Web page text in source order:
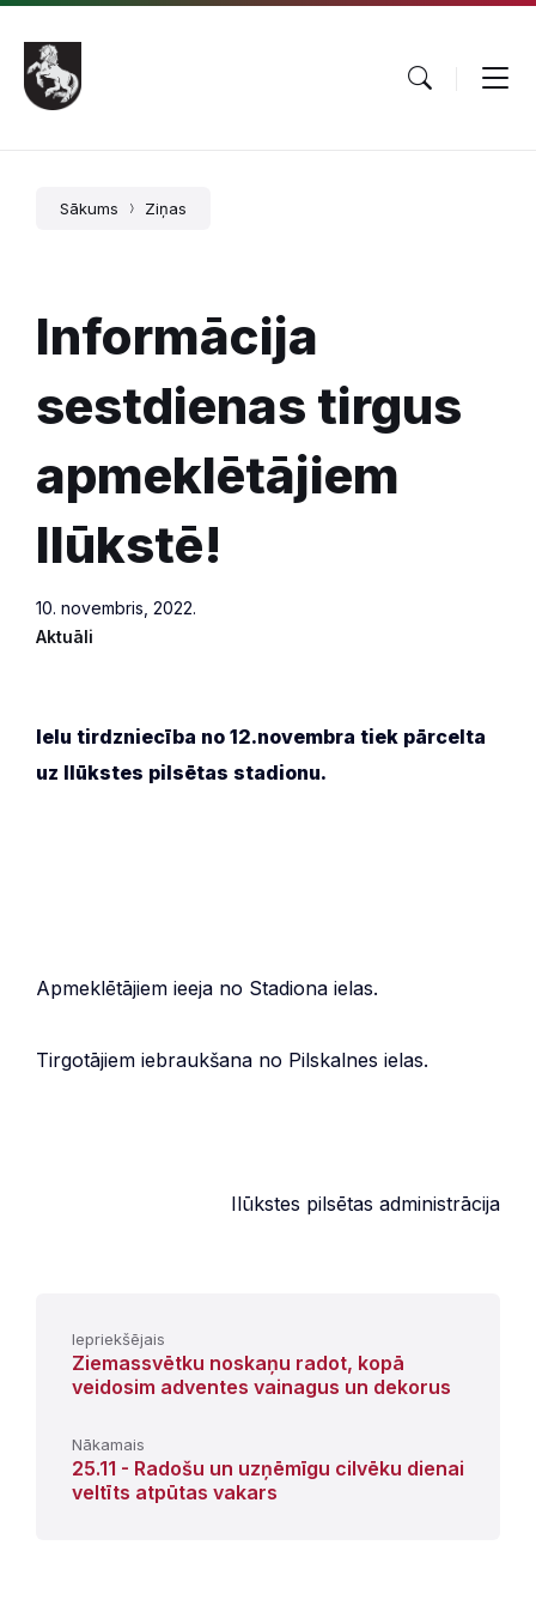
Pāriet
saturu
Skip
main
navigation
Skip
footer
Sākums Ziņas
Informācija
sestdienas tirgus
apmeklētājiem
Ilūkstē!
10. novembris, 2022.
Aktuāli
Ielu tirdzniecība no 12.novembra tiek pārcelta
uz Ilūkstes pilsētas stadionu.
Apmeklētājiem ieeja no Stadiona ielas.
Tirgotājiem iebraukšana no Pilskalnes ielas.
Ilūkstes pilsētas administrācija
Iepriekšējais
Ziemassvētku noskaņu radot, kopā
veidosim adventes vainagus un dekorus
Nākamais
25.11 - Radošu un uzņēmīgu cilvēku dienai
veltīts atpūtas vakars